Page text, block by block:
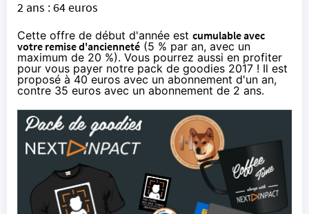
2 ans : 64 euros
Cette offre de début d'année est cumulable avec
votre remise d'ancienneté (5 % par an, avec un
maximum de 20 %). Vous pourrez aussi en profiter
pour vous payer notre pack de goodies 2017 ! Il est
proposé à 40 euros avec un abonnement d'un an,
contre 35 euros avec un abonnement de 2 ans.